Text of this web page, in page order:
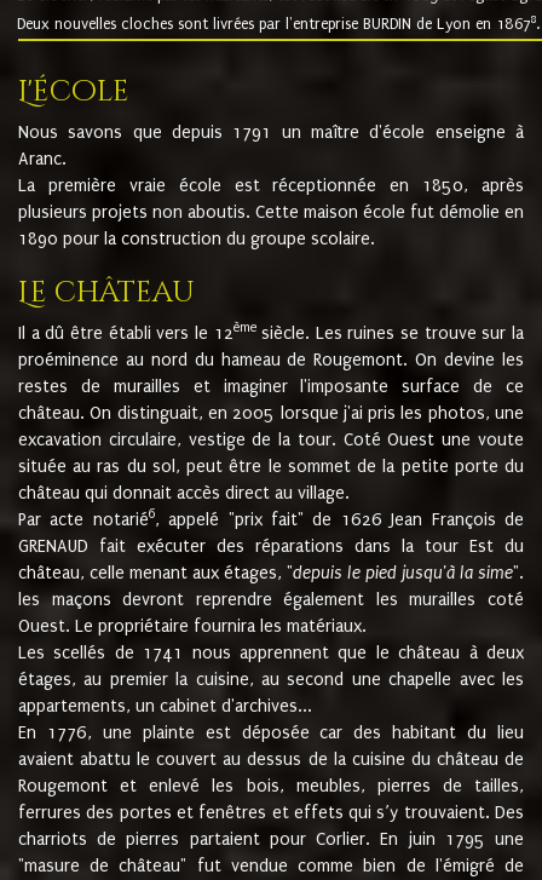
Deux nouvelles cloches sont livrées par l'entreprise BURDIN de Lyon en 18678.
L'école
Nous savons que depuis 1791 un maître d'école enseigne à
Aranc.
La première vraie école est réceptionnée en 1850, après
plusieurs projets non aboutis. Cette maison école fut démolie en
1890 pour la construction du groupe scolaire.
Le château
Il a dû être établi vers le 12èmesiècle. Les ruines se trouve sur la
proéminence au nord du hameau de Rougemont. On devine les
restes de murailles et imaginer l'imposante surface de ce
château. On distinguait, en 2005 lorsque j'ai pris les photos, une
excavation circulaire, vestige de la tour. Coté Ouest une voute
située au ras du sol, peut être le sommet de la petite porte du
château qui donnait accès direct au village.
Par acte notarié6, appelé "prix fait" de 1626 Jean François de
GRENAUD fait exécuter des réparations dans la tour Est du
château, celle menant aux étages, "depuis le pied jusqu'à la sime".
les maçons devront reprendre également les murailles coté
Ouest. Le propriétaire fournira les matériaux.
Les scellés de 1741 nous apprennent que le château à deux
étages, au premier la cuisine, au second une chapelle avec les
appartements, un cabinet d'archives...
En 1776, une plainte est déposée car des habitant du lieu
avaient abattu le couvert au dessus de la cuisine du château de
Rougemont et enlevé les bois, meubles, pierres de tailles,
ferrures des portes et fenêtres et effets qui s’y trouvaient. Des
charriots de pierres partaient pour Corlier. En juin 1795 une
"masure de château" fut vendue comme bien de l'émigré de